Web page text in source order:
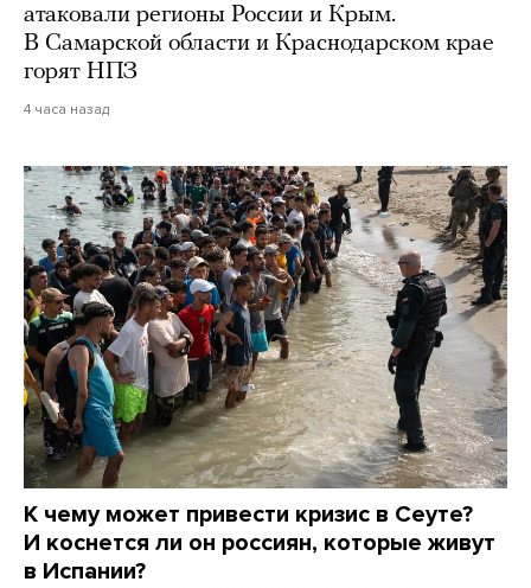
атаковали регионы России и Крым.
В Самарской области и Краснодарском крае
горят НПЗ
4 часа назад
К чему может привести кризис в Сеуте?
И коснется ли он россиян, которые живут
в Испании?